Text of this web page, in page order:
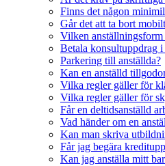
Finns det någon
Går det att ta bort
Vilken anställningsform
Betala konsultuppdrag
Parkering till anställda?
Kan en anställd
Vilka regler gäller för
Vilka regler gäller för
Får en deltidsanställd
Vad händer om en
Kan man skriva
Får jag begära
Kan jag anställa mitt